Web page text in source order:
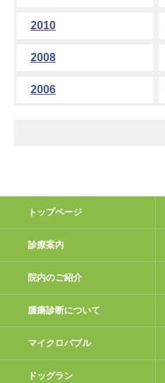
2010
2008
2006
トップページ
診療案内
院内のご紹介
腫瘍診断について
マイクロバブル
ドッグラン